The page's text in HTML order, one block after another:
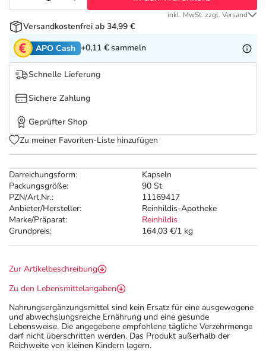
Tierapotheke
Vitamine & Mineralstoffe
Marken
Salus Deals
Darreichungsform:
Kapseln
Packungsgröße:
90 St
PZN/Art.Nr.:
11169417
Anbieter/Hersteller:
Reinhildis-Apotheke
Marke/Präparat:
Reinhildis
Grundpreis:
164,03 €/1 kg
inkl. MwSt. zzgl. Versand
Versandkostenfrei ab 34,99 €
APO Cash +0,11 € sammeln
Schnelle Lieferung
Sichere Zahlung
Geprüfter Shop
Zu meiner Favoriten-Liste hinzufügen
Zur Artikelbeschreibung
Zu den Lebensmittelangaben
Nahrungsergänzungsmittel sind kein Ersatz für eine ausgewogene
und abwechslungsreiche Ernährung und eine gesunde
Lebensweise. Die angegebene empfohlene tägliche Verzehrmenge
darf nicht überschritten werden. Das Produkt außerhalb der
Reichweite von kleinen Kindern lagern.